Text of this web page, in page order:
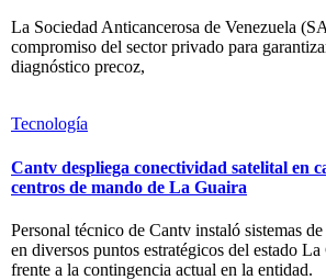
La Sociedad Anticancerosa de Venezuela
compromiso del sector privado para
diagnóstico precoz,
Tecnología
Cantv despliega conectividad satelital en
centros de mando de La Guaira
Personal técnico de Cantv instaló sistemas
en diversos puntos estratégicos del estado
frente a la contingencia actual en la entidad.